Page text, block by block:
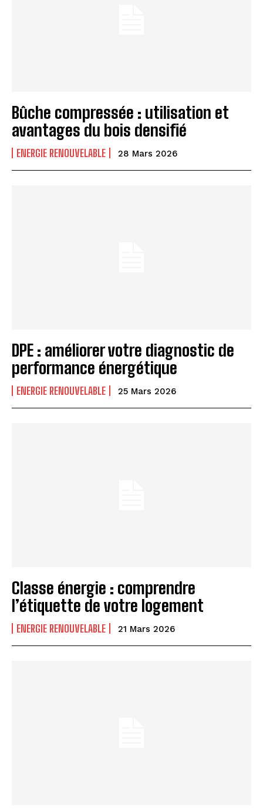
Bûche compressée : utilisation et
avantages du bois densifié
ENERGIE RENOUVELABLE 28 Mars 2026
DPE : améliorer votre diagnostic de
performance énergétique
ENERGIE RENOUVELABLE 25 Mars 2026
Classe énergie : comprendre
l’étiquette de votre logement
ENERGIE RENOUVELABLE 21 Mars 2026